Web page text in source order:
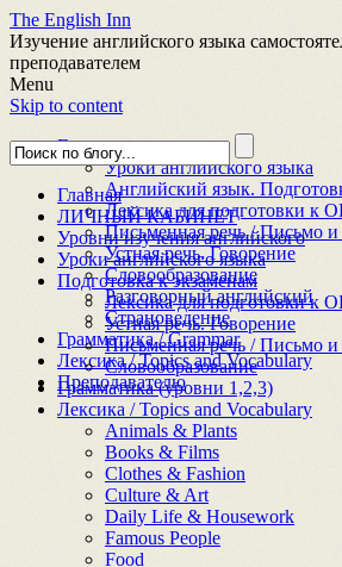
The English Inn
Изучение английского языка
преподавателем
Menu
Skip to content
Главная
Уроки английского языка
Английский язык.
Лексика для подготовки к
Письменная речь / Письмо и
Устная речь. Говорение
Словообразование
Разговорный английский
Страноведение
Грамматика / Grammar
Лексика / Topics and Vocabulary
Преподавателю
Главная
ЛИЧНЫЙ КАБИНЕТ
Уровни изучения английского
Уроки английского языка
Подготовка к экзаменам
Лексика для подготовки к
Устная речь. Говорение
Письменная речь / Письмо и
Словообразование
Грамматика (уровни 1,2,3)
Лексика / Topics and Vocabulary
Animals & Plants
Books & Films
Clothes & Fashion
Culture & Art
Daily Life & Housework
Famous People
Food